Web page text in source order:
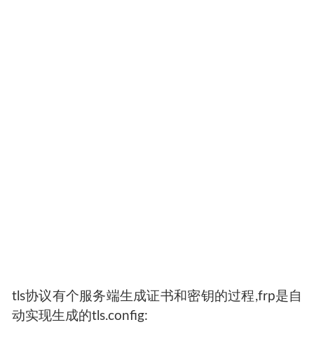
tls协议有个服务端生成证书和密钥的过程,frp是自
动实现生成的tls.config: